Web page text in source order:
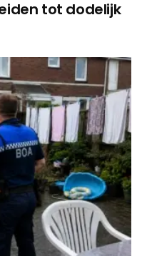
tot dodelijk